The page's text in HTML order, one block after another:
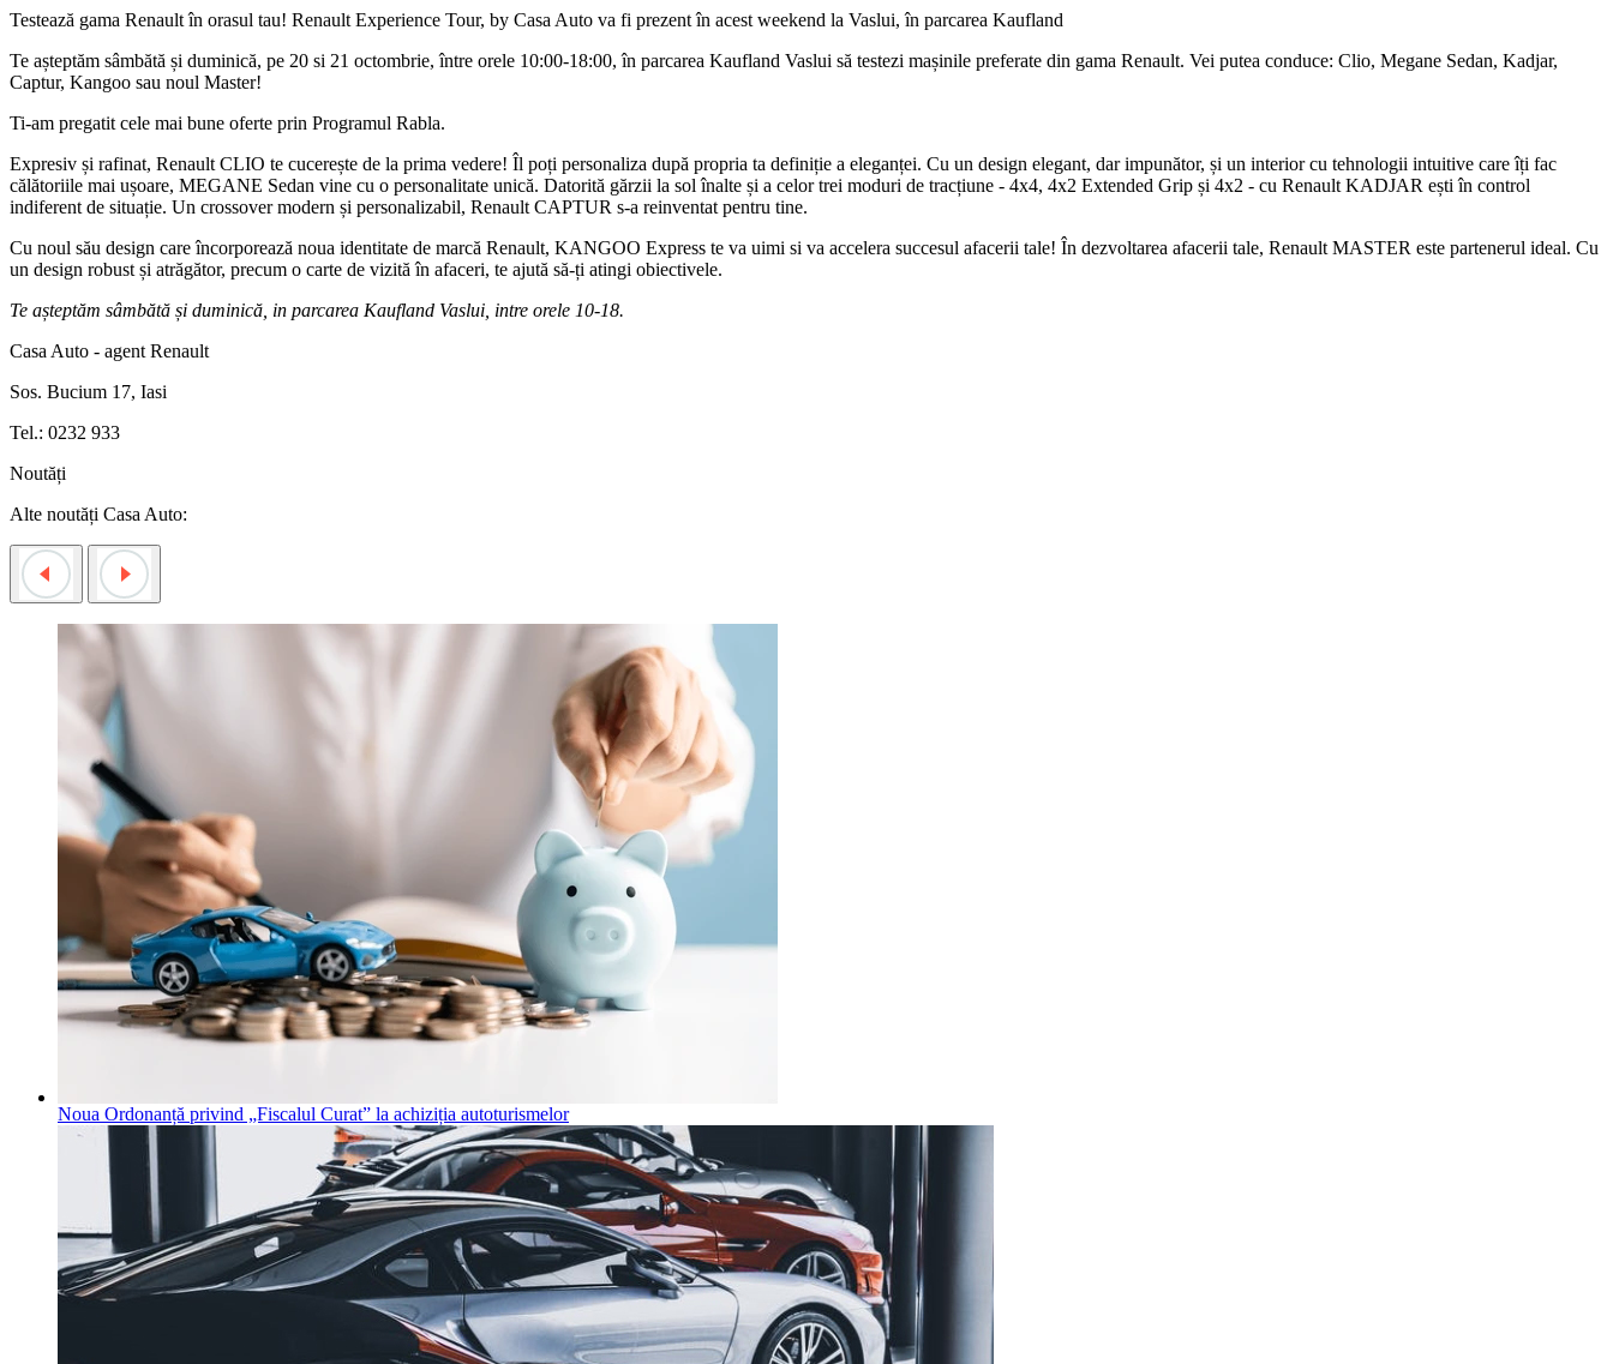
Testează gama Renault în orasul tau! Renault Experience Tour, by Casa Auto va fi prezent în acest weekend la Vaslui, în parcarea Kaufland
Te așteptăm sâmbătă și duminică, pe 20 si 21 octombrie, între orele 10:00-18:00, în parcarea Kaufland Vaslui să testezi mașinile preferate din gama Renault. Vei putea conduce: Clio, Megane Sedan, Kadjar,
Captur, Kangoo sau noul Master!
Ti-am pregatit cele mai bune oferte prin Programul Rabla.
Expresiv și rafinat, Renault CLIO te cucerește de la prima vedere! Îl poți personaliza după propria ta definiție a eleganței. Cu un design elegant, dar impunător, și un interior cu tehnologii intuitive care îți fac
călătoriile mai ușoare, MEGANE Sedan vine cu o personalitate unică. Datorită gărzii la sol înalte și a celor trei moduri de tracțiune - 4x4, 4x2 Extended Grip și 4x2 - cu Renault KADJAR ești în control
indiferent de situație. Un crossover modern și personalizabil, Renault CAPTUR s-a reinventat pentru tine.
Cu noul său design care încorporează noua identitate de marcă Renault, KANGOO Express te va uimi si va accelera succesul afacerii tale! În dezvoltarea afacerii tale, Renault MASTER este partenerul ideal. Cu
un design robust și atrăgător, precum o carte de vizită în afaceri, te ajută să-ți atingi obiectivele.
Te așteptăm sâmbătă și duminică, in parcarea Kaufland Vaslui, intre orele 10-18.
Casa Auto - agent Renault
Sos. Bucium 17, Iasi
Tel.: 0232 933
Noutăți
Alte noutăți Casa Auto:
Noua Ordonanță privind „Fiscalul Curat” la achiziția autoturismelor